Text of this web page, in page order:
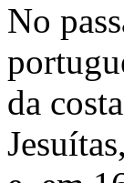
No
da